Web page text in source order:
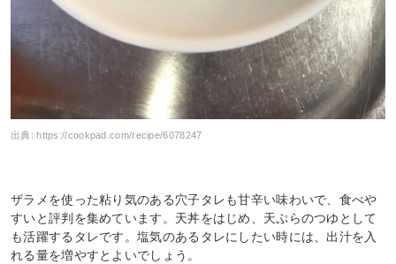
出典:https://cookpad.com/recipe/6078247
ザラメを使った粘り気のある穴子タレも甘辛い味わいで、食べや
すいと評判を集めています。天丼をはじめ、天ぷらのつゆとして
も活躍するタレです。塩気のあるタレにしたい時には、出汁を入
れる量を増やすとよいでしょう。